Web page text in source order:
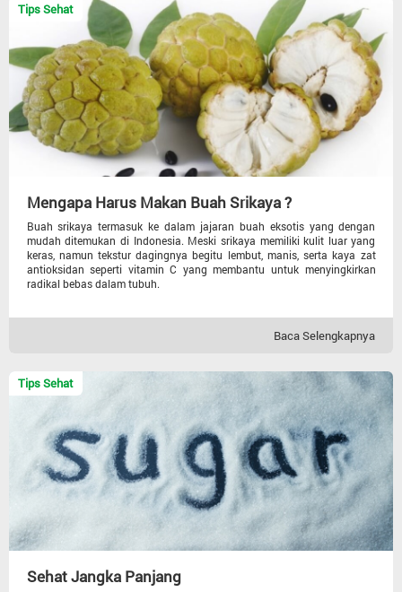
Tips Sehat
Mengapa Harus Makan Buah Srikaya ?
Buah srikaya termasuk ke dalam jajaran buah eksotis yang dengan
mudah ditemukan di Indonesia. Meski srikaya memiliki kulit luar yang
keras, namun tekstur dagingnya begitu lembut, manis, serta kaya zat
antioksidan seperti vitamin C yang membantu untuk menyingkirkan
radikal bebas dalam tubuh.
Baca Selengkapnya
Tips Sehat
Sehat Jangka Panjang